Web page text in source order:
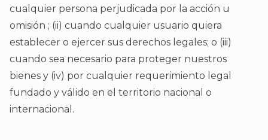
cualquier persona perjudicada por la acción u
omisión ; (ii) cuando cualquier usuario quiera
establecer o ejercer sus derechos legales; o (iii)
cuando sea necesario para proteger nuestros
bienes y (iv) por cualquier requerimiento legal
fundado y válido en el territorio nacional o
internacional.